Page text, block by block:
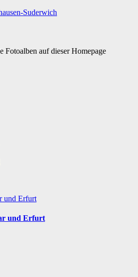
Fotoalben auf dieser Homepage
und Erfurt